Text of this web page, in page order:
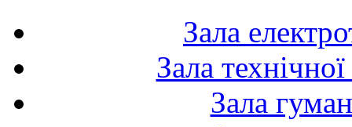
Зала
Зала
Зала